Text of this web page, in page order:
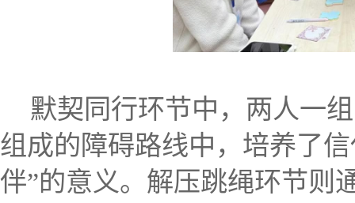
默契同行环节中，两人一
组成的障碍路线中，培养了
伴”的意义。解压跳绳环节则